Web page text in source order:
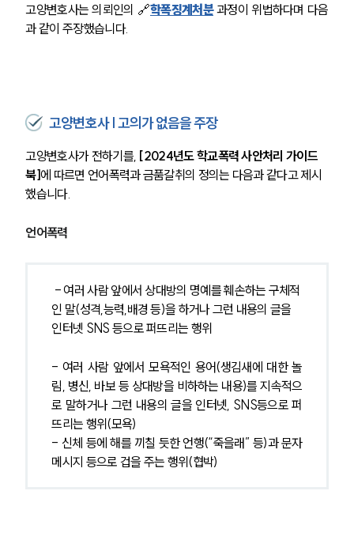
고양변호사는 의뢰인의 🔗학폭징계처분 과정이 위법하다며 다음
과 같이 주장했습니다.
고양변호사 | 고의가 없음을 주장
고양변호사가 전하기를, [2024년도 학교폭력 사안처리 가이드
북]에 따르면 언어폭력과 금품갈취의 정의는 다음과 같다고 제시
했습니다.
언어폭력
- 여러 사람 앞에서 상대방의 명예를 훼손하는 구체적
인 말(성격,능력,배경 등)을 하거나 그런 내용의 글을
인터넷 SNS 등으로 퍼뜨리는 행위
- 여러 사람 앞에서 모욕적인 용어(생김새에 대한 놀
림, 병신, 바보 등 상대방을 비하하는 내용)를 지속적으
로 말하거나 그런 내용의 글을 인터넷, SNS등으로 퍼
뜨리는 행위(모욕)
- 신체 등에 해를 끼칠 듯한 언행(“죽을래” 등)과 문자
메시지 등으로 겁을 주는 행위(협박)